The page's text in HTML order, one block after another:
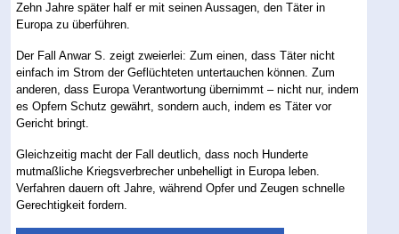
Zehn Jahre später half er mit seinen Aussagen, den Täter in
Europa zu überführen.
Der Fall Anwar S. zeigt zweierlei: Zum einen, dass Täter nicht
einfach im Strom der Geflüchteten untertauchen können. Zum
anderen, dass Europa Verantwortung übernimmt – nicht nur, indem
es Opfern Schutz gewährt, sondern auch, indem es Täter vor
Gericht bringt.
Gleichzeitig macht der Fall deutlich, dass noch Hunderte
mutmaßliche Kriegsverbrecher unbehelligt in Europa leben.
Verfahren dauern oft Jahre, während Opfer und Zeugen schnelle
Gerechtigkeit fordern.